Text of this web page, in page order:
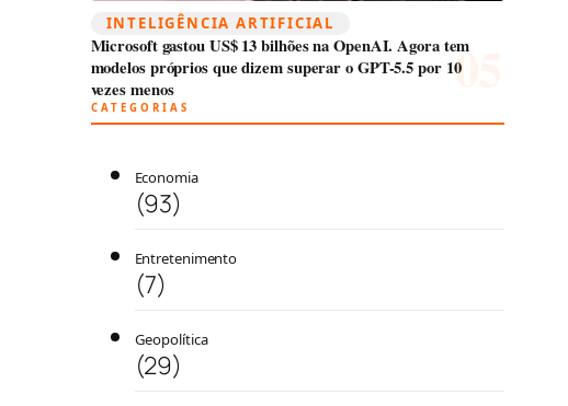
INTELIGÊNCIA ARTIFICIAL
Microsoft gastou US$ 13 bilhões na OpenAI. Agora tem
modelos próprios que dizem superar o GPT-5.5 por 10
vezes menos
CATEGORIAS
Economia
(93)
Entretenimento
(7)
Geopolítica
(29)